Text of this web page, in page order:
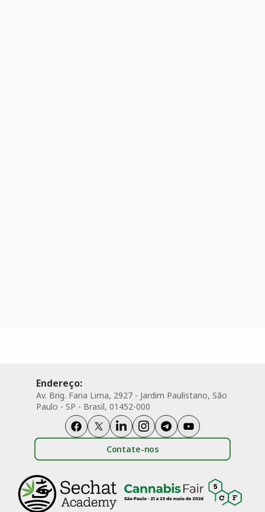
Endereço:
Av. Brig. Faria Lima, 2927 - Jardim Paulistano, São
Paulo - SP - Brasil, 01452-000
Contate-nos